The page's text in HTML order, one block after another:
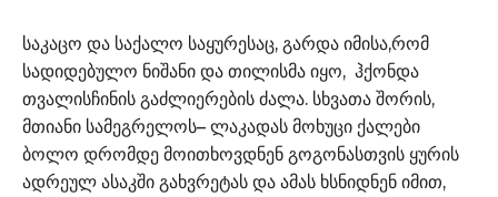
საკაცო და საქალო საყურესაც, გარდა იმისა,რომ
სადიდებულო ნიშანი და თილისმა იყო, ჰქონდა
თვალისჩინის გაძლიერების ძალა. სხვათა შორის,
მთიანი სამეგრელოს– ლაკადას მოხუცი ქალები
ბოლო დრომდე მოითხოვდნენ გოგონასთვის ყურის
ადრეულ ასაკში გახვრეტას და ამას ხსნიდნენ იმით,